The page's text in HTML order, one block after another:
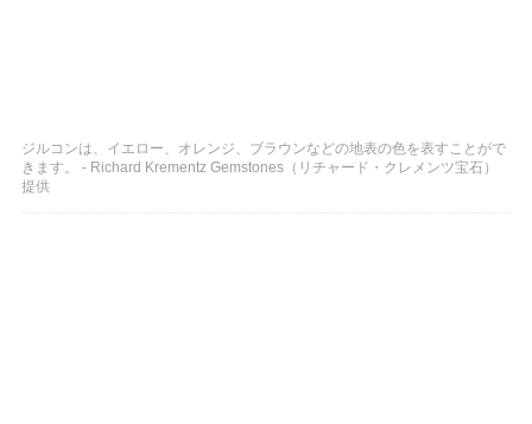
ジルコンは、イエロー、オレンジ、ブラウンなどの地表の色を表すことがで
きます。 - Richard Krementz Gemstones（リチャード・クレメンツ宝石）
提供